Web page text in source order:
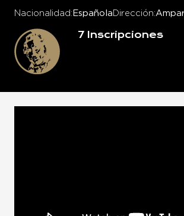
Nacionalidad Española Dirección
7 Inscripciones